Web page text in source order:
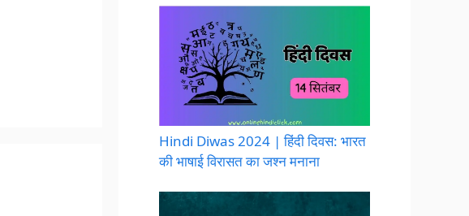
Hindi Diwas 2024 | हिंदी दिवस: भारत
की भाषाई विरासत का जश्न मनाना